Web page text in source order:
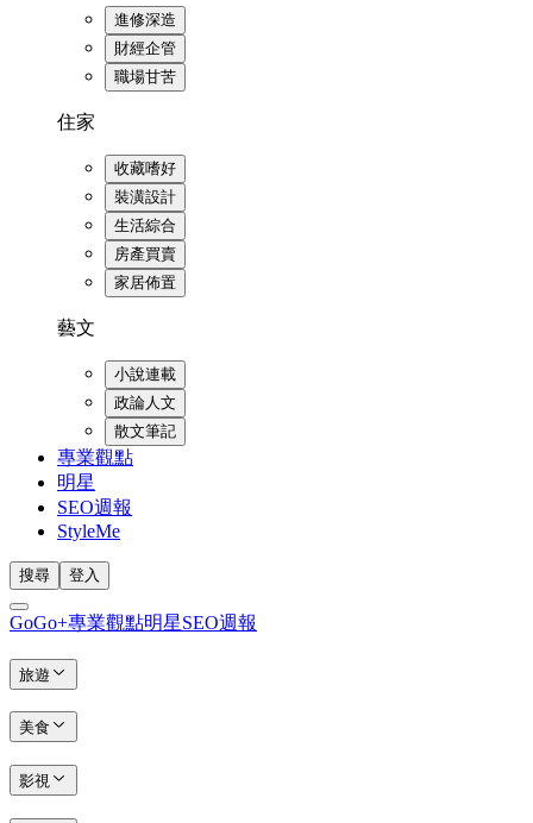
進修深造
財經企管
職場甘苦
住家
收藏嗜好
裝潢設計
生活綜合
房產買賣
家居佈置
藝文
小說連載
政論人文
散文筆記
專業觀點
明星
SEO週報
StyleMe
搜尋 登入
GoGo+專業觀點明星SEO週報
旅遊
美食
影視